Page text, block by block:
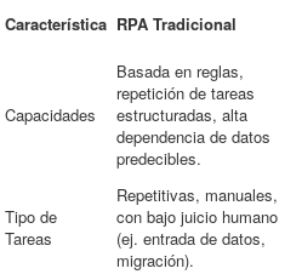
Característica RPA Tradicional
Capacidades
Basada en reglas,
repetición de tareas
estructuradas, alta
dependencia de datos
predecibles.
Tipo de
Tareas
Repetitivas, manuales,
con bajo juicio humano
(ej. entrada de datos,
migración).